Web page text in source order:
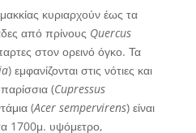
κυριαρχούν έως τα
από πρίνους Quercus
στον ορεινό όγκο. Τα
) εμφανίζονται στις νότιες και
(Cupressus
(Acer sempervirens) είναι
1700μ. υψόμετρο,